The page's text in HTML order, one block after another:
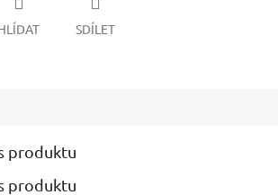
SDÍLET
produktu
produktu